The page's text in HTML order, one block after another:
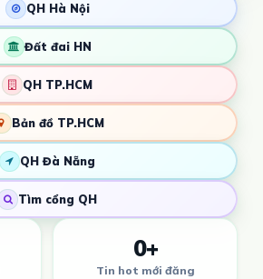
QH Hà Nội
Đất đai HN
QH TP.HCM
Bản đồ TP.HCM
QH Đà Nẵng
Tìm cổng QH
0+
Tin hot mới đăng